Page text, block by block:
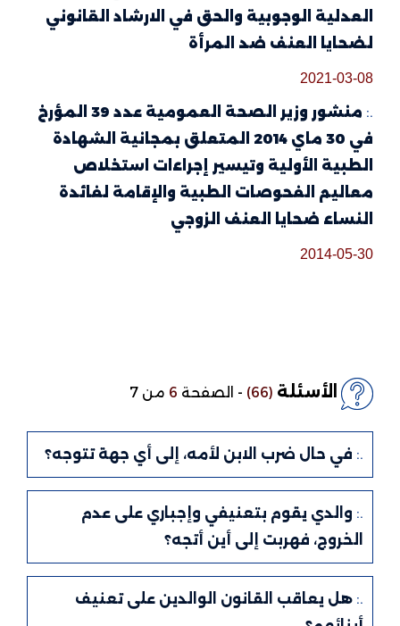
العدلية الوجوبية والحق في الارشاد القانوني
لضحايا العنف ضد المرأة
2021-03-08
منشور وزير الصحة العمومية عدد 39 المؤرخ
في 30 ماي 2014 المتعلق بمجانية الشهادة
الطبية الأولية وتيسير إجراءات استخلاص
معاليم الفحوصات الطبية والإقامة لفائدة
النساء ضحايا العنف الزوجي
2014-05-30
الأسئلة (66)
-الصفحة6 من 7
في حال ضرب الابن لأمه، إلى أي جهة تتوجه؟
والدي يقوم بتعنيفي وإجباري على عدم
الخروج، فهربت إلى أين أتجه؟
هل يعاقب القانون الوالدين على تعنيف